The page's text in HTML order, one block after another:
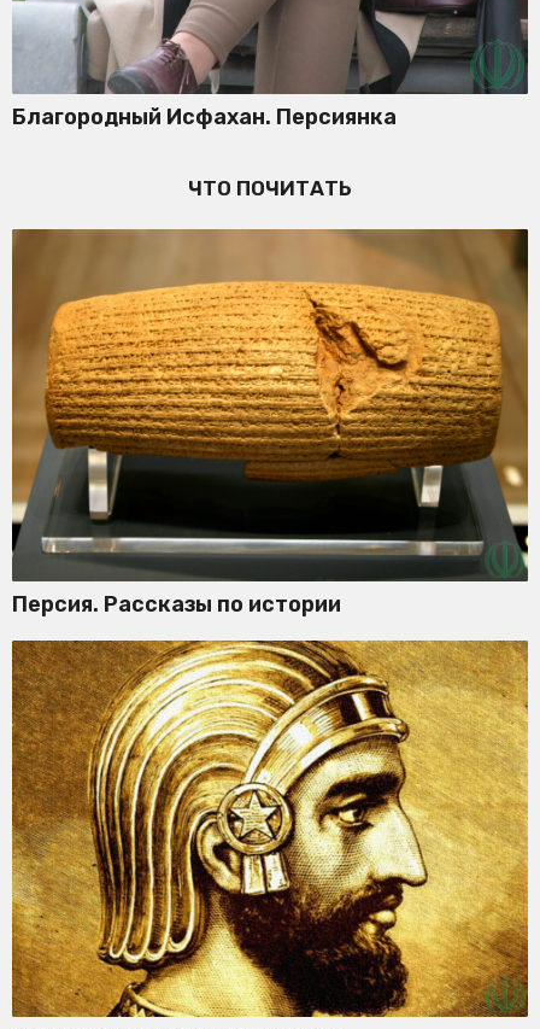
Благородный Исфахан. Персиянка
ЧТО ПОЧИТАТЬ
Персия. Рассказы по истории